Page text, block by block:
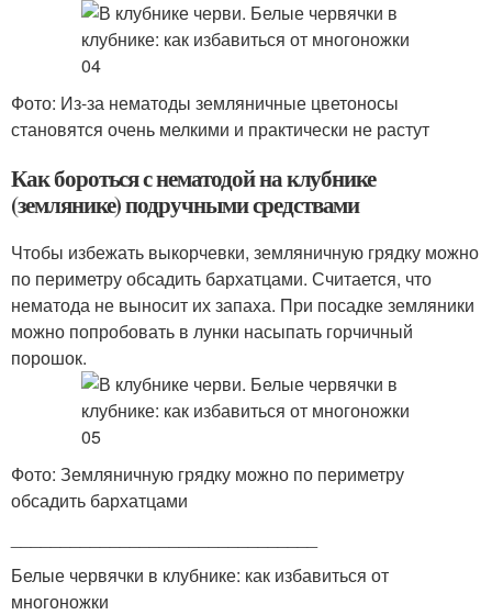
Фото: Из-за нематоды земляничные цветоносы
становятся очень мелкими и практически не растут
Как бороться с нематодой на клубнике
(землянике) подручными средствами
Чтобы избежать выкорчевки, земляничную грядку можно
по периметру обсадить бархатцами. Считается, что
нематода не выносит их запаха. При посадке земляники
можно попробовать в лунки насыпать горчичный
порошок.
Фото: Земляничную грядку можно по периметру
обсадить бархатцами
Белые червячки в клубнике: как избавиться от
многоножки